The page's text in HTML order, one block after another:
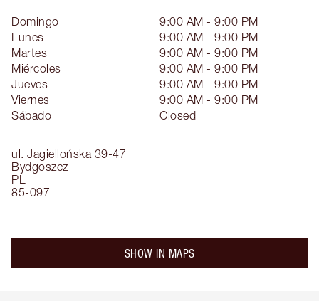
ul. Jagiellońska 39-47
Bydgoszcz
PL
85-097
Domingo
9:00 AM - 9:00 PM
Lunes
9:00 AM - 9:00 PM
Martes
9:00 AM - 9:00 PM
Miércoles
9:00 AM - 9:00 PM
Jueves
9:00 AM - 9:00 PM
Viernes
9:00 AM - 9:00 PM
Sábado
Closed
SHOW IN MAPS